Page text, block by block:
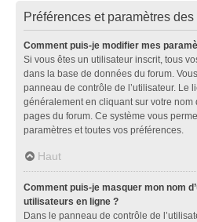
Préférences et paramètres
Comment puis-je modifier mes
Si vous êtes un utilisateur inscrit, tous
dans la base de données du forum.
panneau de contrôle de l’utilisateur. Le
généralement en cliquant sur votre nom
pages du forum. Ce système vous
paramètres et toutes vos préférences.
Haut
Comment puis-je masquer mon nom
utilisateurs en ligne ?
Dans le panneau de contrôle de